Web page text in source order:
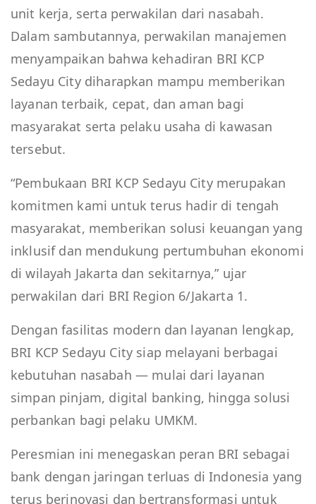
unit kerja, serta perwakilan dari nasabah.
Dalam sambutannya, perwakilan manajemen
menyampaikan bahwa kehadiran BRI KCP
Sedayu City diharapkan mampu memberikan
layanan terbaik, cepat, dan aman bagi
masyarakat serta pelaku usaha di kawasan
tersebut.
“Pembukaan BRI KCP Sedayu City merupakan
komitmen kami untuk terus hadir di tengah
masyarakat, memberikan solusi keuangan yang
inklusif dan mendukung pertumbuhan ekonomi
di wilayah Jakarta dan sekitarnya,” ujar
perwakilan dari BRI Region 6/Jakarta 1.
Dengan fasilitas modern dan layanan lengkap,
BRI KCP Sedayu City siap melayani berbagai
kebutuhan nasabah — mulai dari layanan
simpan pinjam, digital banking, hingga solusi
perbankan bagi pelaku UMKM.
Peresmian ini menegaskan peran BRI sebagai
bank dengan jaringan terluas di Indonesia yang
terus berinovasi dan bertransformasi untuk